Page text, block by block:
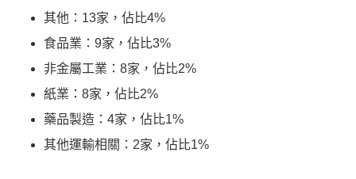
其他：13家，佔比4%
食品業：9家，佔比3%
非金屬工業：8家，佔比2%
紙業：8家，佔比2%
藥品製造：4家，佔比1%
其他運輸相關：2家，佔比1%